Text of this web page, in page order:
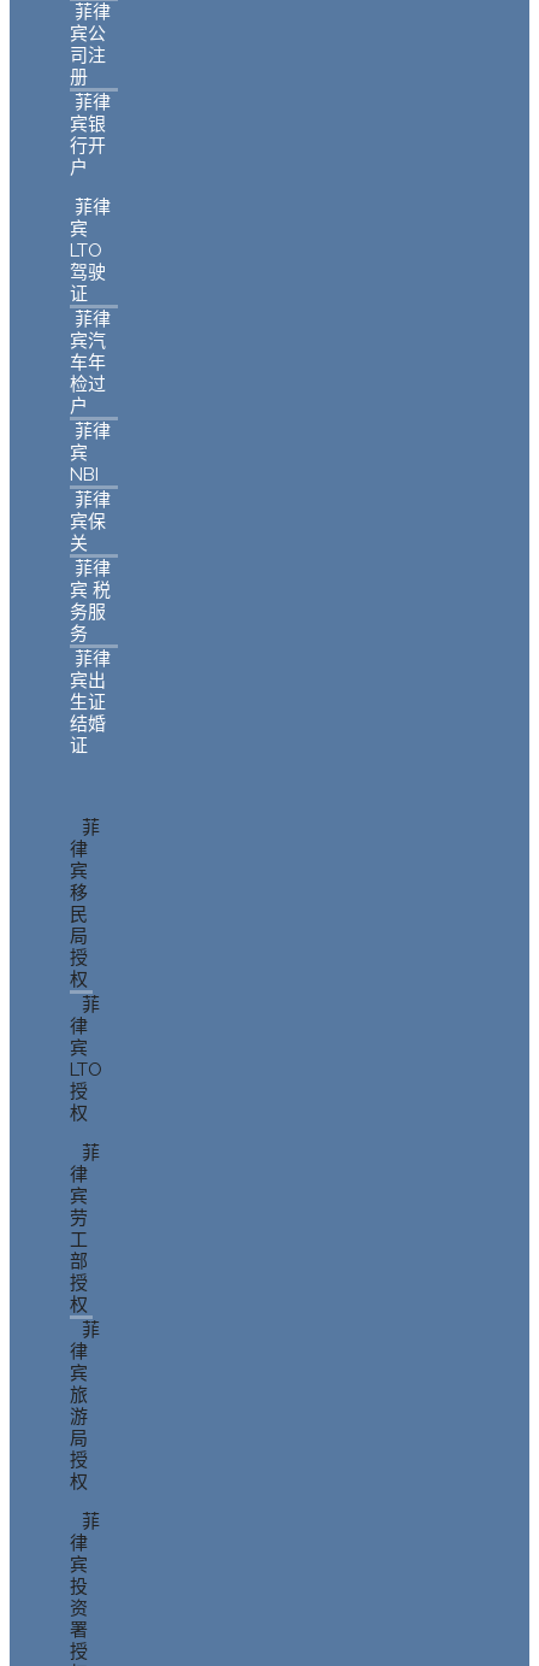
菲律
宾公
司注
册
菲律
宾银
行开
户
菲律
宾
LTO
驾驶
证
菲律
宾汽
车年
检过
户
菲律
宾
NBI
菲律
宾保
关
菲律
宾 税
务服
务
菲律
宾出
生证
结婚
证
菲
律
宾
移
民
局
授
权
菲
律
宾
LTO
授
权
菲
律
宾
劳
工
部
授
权
菲
律
宾
旅
游
局
授
权
菲
律
宾
投
资
署
授